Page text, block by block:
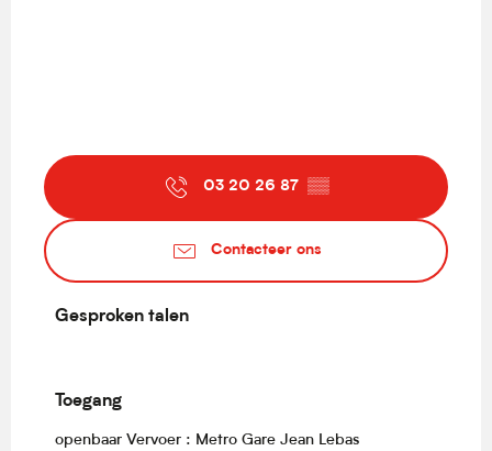
03 20 26 87 ▒▒
Contacteer ons
Gesproken talen
Gesproken talen
Toegang
Toegang
openbaar Vervoer : Metro Gare Jean Lebas